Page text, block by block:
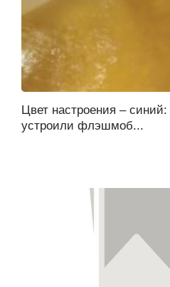
Цвет настроения –
устроили флэшмоб...